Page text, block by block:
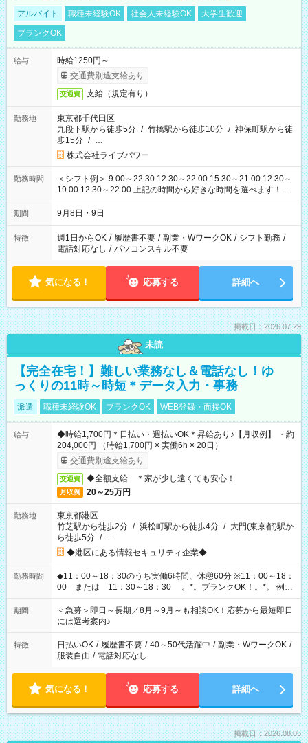
アルバイト 職種未経験OK 社会人未経験OK
大学生歓迎
ブランクOK
給与
時給1250円～
交通費別途支給あり
交通費 支給（規定有り）
勤務地
東京都千代田区
九段下駅から徒歩5分 / 竹橋駅から徒歩10分 / 神保町駅から徒
歩15分 / …
株式会社ライブパワー
勤務時間
＜シフト例＞ 9:00～22:30 12:30～22:00 15:30～21:00 12:30～
19:00 12:30～22:00 上記の時間から好きな時間を選べます！ ※
時間は変更となる可能性があります
期間 9月8日・9日
特徴 週1日からOK / 履歴書不要 / 副業・WワークOK / シフト勤務 /
電話対応なし / パソコンスキル不要
気になる！ 応募する 詳細へ
掲載日：2026.07.29
未読
【完全在宅！】難しい業務なし＆電話なし！ゆ
っくりの11時～時短＊データ入力・事務
派遣 職種未経験OK ブランクOK WEB登録・面接OK
給与
◆時給1,700円＊日払い・週払いOK＊昇給あり♪【月収例】 ・約
204,000円 （時給1,700円 × 実働6h × 20日）
交通費別途支給あり
交通費 ◆全額支給 ＊家が少し遠くても安心！
月収例 20～25万円
勤務地
東京都港区
竹芝駅から徒歩2分 / 浜松町駅から徒歩4分 / 大門(東京都)駅か
ら徒歩5分 / …
◆港区にある情報セキュリティ企業◆
勤務時間
◆11：00～18：30のうち実働6時間、休憩60分 ※11：00～18：
00 または 11：30～18：30 。*。ブランクOK！。*。 例え
ば前職が、 在宅/財団法人/事務/コールセンター/受付/販売/カフェ
スタッフ スイーツ販売/ホテルフロント/化粧品販売/など 様々な
業界から入社して活躍されています♪
期間
＜急募＞即日～長期／8月～9月～も相談OK！応募から最短即日
には選考案内♪
特徴 日払いOK / 履歴書不要 / 40～50代活躍中 / 副業・WワークOK /
服装自由 / 電話対応なし
気になる！ 応募する 詳細へ
掲載日：2026.08.05